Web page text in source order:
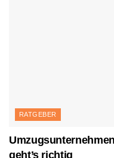
RATGEBER
geht’s richtig